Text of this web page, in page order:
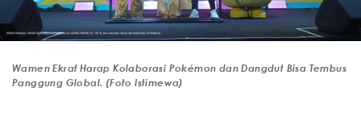
Wamen Ekraf Harap Kolaborasi Pokémon dan Dangdut Bisa Tembus
Panggung Global. (Foto Istimewa)